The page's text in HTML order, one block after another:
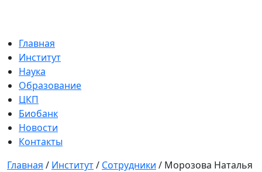
Главная
Институт
Наука
Образование
ЦКП
Биобанк
Новости
Контакты
Главная / Институт/ Сотрудники / Морозова Наталья